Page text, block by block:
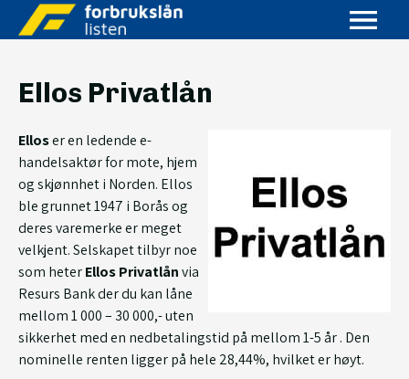
Ellos Privatlån
Elloser en ledende e-
handelsaktør for mote, hjem
og skjønnhet i Norden. Ellos
ble grunnet 1947 i Borås og
deres varemerke er meget
velkjent. Selskapet tilbyr noe
som heterEllos Privatlånvia
Resurs Bank der du kan låne
mellom 1 000 – 30 000,- uten
sikkerhet med en nedbetalingstid på mellom 1-5 år . Den
nominelle renten ligger på hele 28,44%, hvilket er høyt.